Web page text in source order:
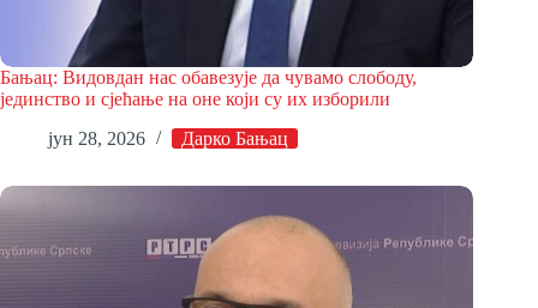
Бањац: Видовдан нас обавезује да чувамо слободу,
јединство и сјећање на оне који су их изборили
јун 28, 2026
Дарко Бањац